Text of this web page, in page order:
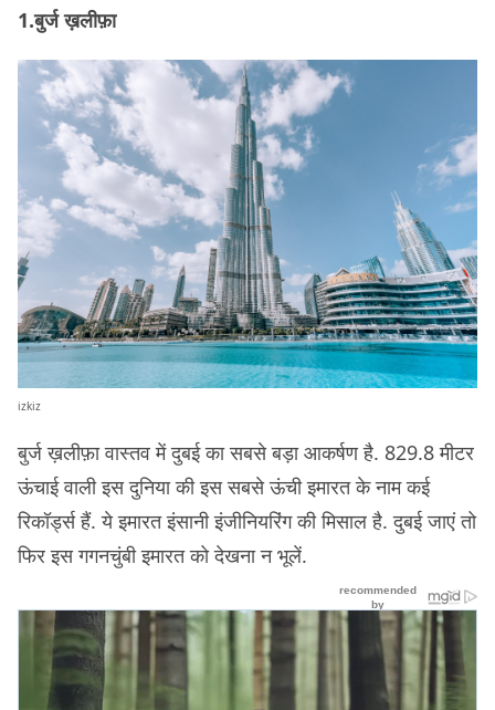
1.बुर्ज ख़लीफ़ा
izkiz
बुर्ज ख़लीफ़ा वास्तव में दुबई का सबसे बड़ा आकर्षण है. 829.8 मीटर
ऊंचाई वाली इस दुनिया की इस सबसे ऊंची इमारत के नाम कई
रिकॉर्ड्स हैं. ये इमारत इंसानी इंजीनियरिंग की मिसाल है. दुबई जाएं तो
फिर इस गगनचुंबी इमारत को देखना न भूलें.